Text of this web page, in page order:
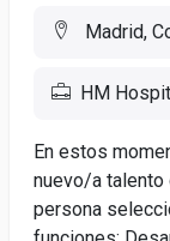
Madrid,
HM
En estos
nuevo/a talento
persona